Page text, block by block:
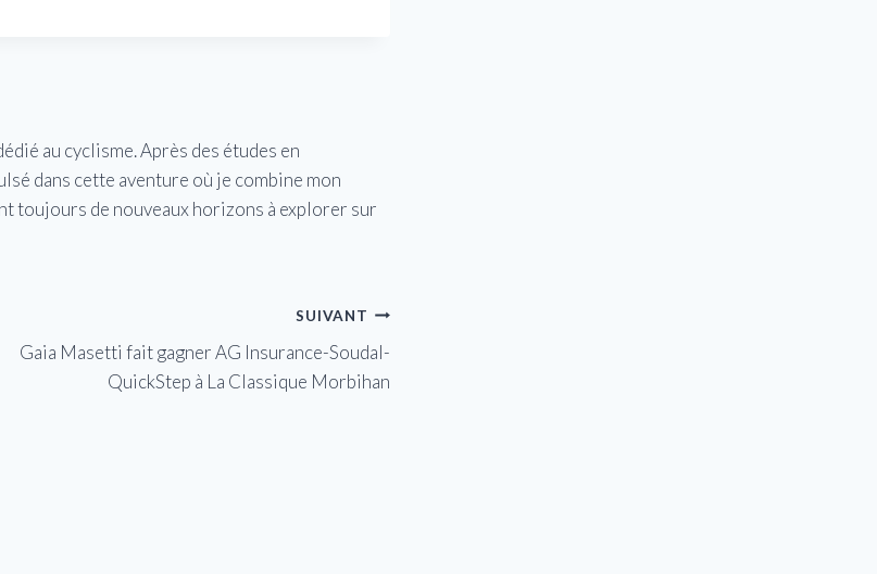
au cyclisme. Après des études en
dans cette aventure où je combine mon
toujours de nouveaux horizons à explorer sur
SUIVANT
Gaia Masetti fait gagner AG Insurance-Soudal-
QuickStep à La Classique Morbihan